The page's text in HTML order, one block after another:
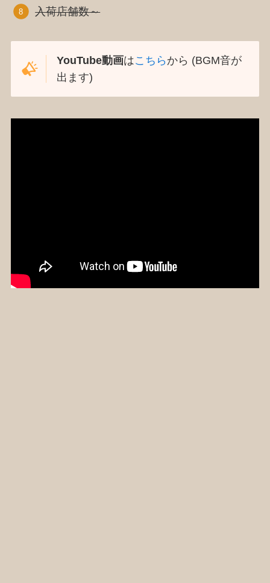
入荷店舗数～
YouTube動画はこちら から (BGM音が
出ます)